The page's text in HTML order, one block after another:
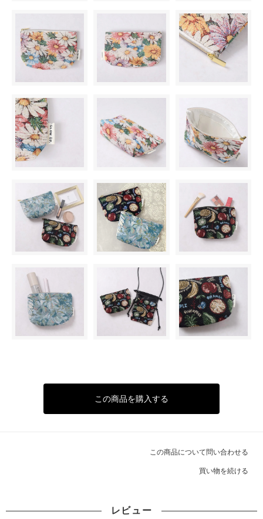
この商品を購入する
この商品について問い合わせる
買い物を続ける
レビュー